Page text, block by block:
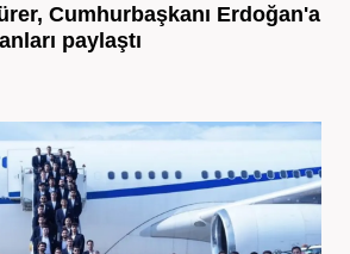
Cumhurbaşkanı Erdoğan'a
paylaştı